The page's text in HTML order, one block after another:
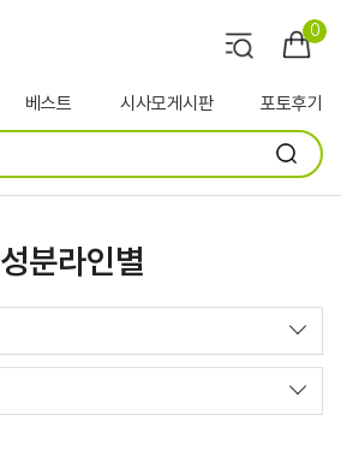
0
베스트 시사모게시판 포토후기
성분라인별